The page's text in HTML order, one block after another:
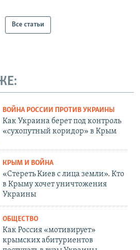
Все статьи
ВОЙНА РОССИИ ПРОТИВ УКРАИНЫ
Как Украина берет под контроль
«сухопутный коридор» в Крым
КРЫМ И ВОЙНА
«Стереть Киев с лица земли». Кто
в Крыму хочет уничтожения
Украины
ОБЩЕСТВО
Как Россия «мотивирует»
крымских абитуриентов